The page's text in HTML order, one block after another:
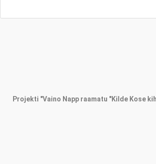
Projekti "Vaino Napp raamatu "Kilde Kose